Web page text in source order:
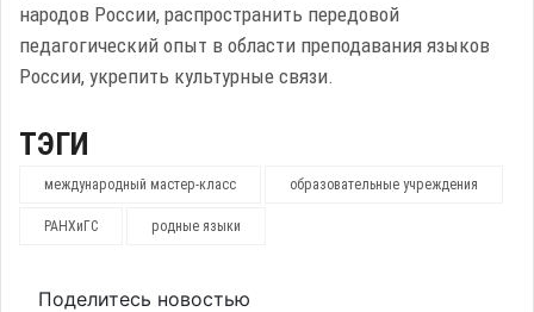
народов России, распространить передовой
педагогический опыт в области преподавания языков
России, укрепить культурные связи.
ТЭГИ
международный мастер-класс образовательные учреждения
РАНХиГС родные языки
Поделитесь новостью